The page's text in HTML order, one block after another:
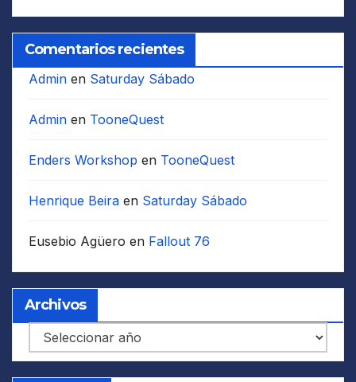
Comentarios recientes
Admin en Saturday Sábado
Admin en TooneQuest
Enders Workshop en TooneQuest
Henrique Beira en Saturday Sábado
Eusebio Agüero en Fallout 76
Archivos
Archivos